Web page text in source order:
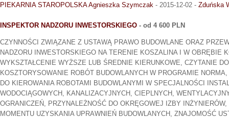
PIEKARNIA STAROPOLSKA Agnieszka Szymczak - 2015-12-02 - Zduńska
INSPEKTOR NADZORU INWESTORSKIEGO - od 4 600 PLN
CZYNNOŚCI ZWIĄZANE Z USTAWĄ PRAWO BUDOWLANE ORAZ
NADZORU INWESTORSKIEGO NA TERENIE KOSZALINA I W OBRĘBIE
WYKSZTAŁCENIE WYŻSZE LUB ŚREDNIE KIERUNKOWE, CZYTANIE
KOSZTORYSOWANIE ROBÓT BUDOWLANYCH W PROGRAMIE
DO KIEROWANIA ROBOTAMI BUDOWLANYMI W SPECJALNOŚCI
WODOCIĄGOWYCH, KANALIZACYJNYCH, CIEPLNYCH,
OGRANICZEŃ, PRZYNALEŻNOŚĆ DO OKRĘGOWEJ IZBY
MOMENTU UZYSKANIA UPRAWNIEŃ BUDOWLANYCH, ZNAJOMOŚĆ